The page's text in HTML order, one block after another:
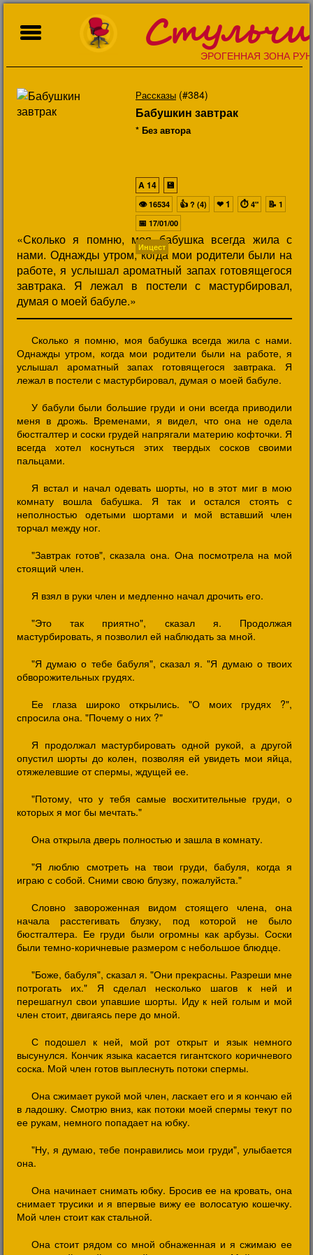
ЭРОГЕННАЯ ЗОНА
Рассказы (#384)
Бабушкин завтрак
* Без автора
«Сколько я помню, моя бабушка всегда жила с
нами. Однажды утром, когда мои родители были на
работе, я услышал ароматный запах готовящегося
завтрака. Я лежал в постели с мастурбировал,
думая о моей бабуле.»
A14
💾
👁16534 👍 ? (4) ❤1 ⏱ 4" 📝 1
📅 17/01/00
Инцест
Сколько я помню, моя бабушка всегда жила с нами.
Однажды утром, когда мои родители были на работе, я
услышал ароматный запах готовящегося завтрака. Я
лежал в постели с мастурбировал, думая о моей бабуле.
У бабули были большие груди и они всегда приводили
меня в дрожь. Временами, я видел, что она не одела
бюстгалтер и соски грудей напрягали материю кофточки. Я
всегда хотел коснуться этих твердых сосков своими
пальцами.
Я встал и начал одевать шорты, но в этот миг в мою
комнату вошла бабушка. Я так и остался стоять с
неполностью одетыми шортами и мой вставший член
торчал между ног.
"Завтрак готов", сказала она. Она посмотрела на мой
стоящий член.
Я взял в руки член и медленно начал дрочить его.
"Это так приятно", сказал я. Продолжая
мастурбировать, я позволил ей наблюдать за мной.
"Я думаю о тебе бабуля", сказал я. "Я думаю о твоих
обворожительных грудях.
Ее глаза широко открылись. "О моих грудях ?",
спросила она. "Почему о них ?"
Я продолжал мастурбировать одной рукой, а другой
опустил шорты до колен, позволяя ей увидеть мои яйца,
отяжелевшие от спермы, ждущей ее.
"Потому, что у тебя самые восхитительные груди, о
которых я мог бы мечтать."
Она открыла дверь полностью и зашла в комнату.
"Я люблю смотреть на твои груди, бабуля, когда я
играю с собой. Сними свою блузку, пожалуйста."
Словно завороженная видом стоящего члена, она
начала расстегивать блузку, под которой не было
бюстгалтера. Ее груди были огромны как арбузы. Соски
были темно-коричневые размером с небольшое блюдце.
"Боже, бабуля", сказал я. "Они прекрасны. Разреши мне
потрогать их." Я сделал несколько шагов к ней и
перешагнул свои упавшие шорты. Иду к ней голым и мой
член стоит, двигаясь пере до мной.
С подошел к ней, мой рот открыт и язык немного
высунулся. Кончик языка касается гигантского коричневого
соска. Мой член готов выплеснуть потоки спермы.
Она сжимает рукой мой член, ласкает его и я кончаю ей
в ладошку. Смотрю вниз, как потоки моей спермы текут по
ее рукам, немного попадает на юбку.
"Ну, я думаю, тебе понравились мои груди", улыбается
она.
Она начинает снимать юбку. Бросив ее на кровать, она
снимает трусики и я впервые вижу ее волосатую кошечку.
Мой член стоит как стальной.
Она стоит рядом со мной обнаженная и я сжимаю ее